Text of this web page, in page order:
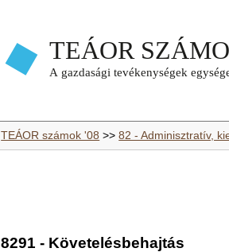
TEÁOR számok '08 >>82 - Adminisztratív,
8291 - Követelésbehajtás